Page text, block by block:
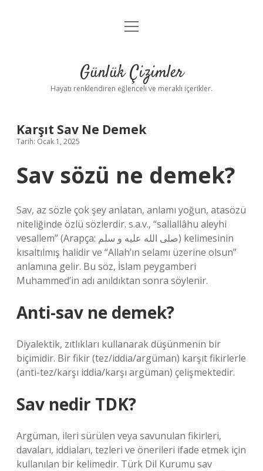
Anasayfa
Yasal Uyarı
menüyü
Günlük Çizimler
Hayatı renklendiren eğlenceli ve meraklı içerikler.
Karşıt Sav Ne Demek
Tarih: Ocak 1, 2025
Sav sözü ne demek?
Sav, az sözle çok şey anlatan, anlamı yoğun, atasözü
niteliğinde özlü sözlerdir. s.a.v., “sallallâhu aleyhi
vesallem” (Arapça: صلى الله عليه و سلم) kelimesinin
kısaltılmış halidir ve “Allah’ın selamı üzerine olsun”
anlamına gelir. Bu söz, İslam peygamberi
Muhammed’in adı anıldıktan sonra söylenir.
Anti-sav ne demek?
Diyalektik, zıtlıkları kullanarak düşünmenin bir
biçimidir. Bir fikir (tez/iddia/argüman) karşıt fikirlerle
(anti-tez/karşı iddia/karşı argüman) çelişmektedir.
Sav nedir TDK?
Argüman, ileri sürülen veya savunulan fikirleri,
davaları, iddiaları, tezleri ve önerileri ifade etmek için
kullanılan bir kelimedir. Türk Dil Kurumu sav